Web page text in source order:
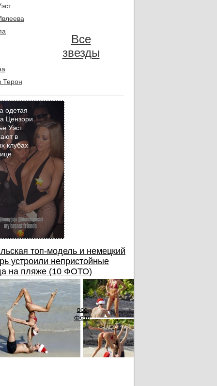
Терон
Все
звезды
одетая
Цензори
Уэст
в
клубах
топ-модель и немецкий
устроили непристойные
на пляже (10 ФОТО)
все
фото